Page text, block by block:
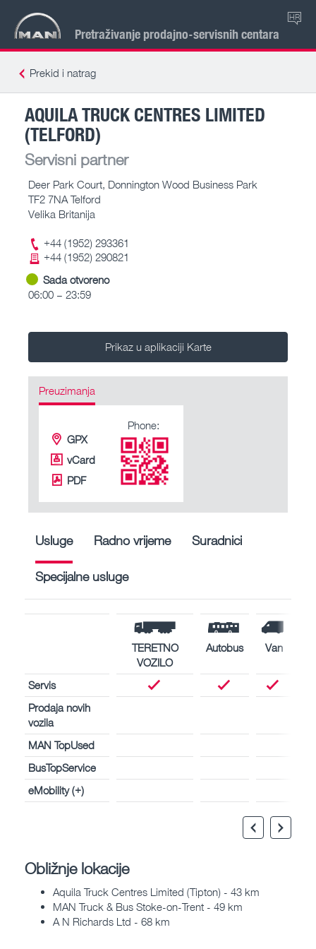
Pretraživanje prodajno-servisnih centara
HR
Prekid i natrag
AQUILA TRUCK CENTRES LIMITED
(TELFORD)
Servisni partner
Deer Park Court, Donnington Wood Business Park
TF2 7NA Telford
Velika Britanija
+44 (1952) 293361
+44 (1952) 290821
Sada otvoreno
06:00 – 23:59
Prikaz u aplikaciji Karte
Preuzimanja
GPX
vCard
PDF
Phone:
Usluge Radno vrijeme Suradnici
Specijalne usluge
TERETNO
VOZILO
Autobus Van
Servis
Prodaja novih
vozila
MAN TopUsed
BusTopService
eMobility (+)
Obližnje lokacije
Aquila Truck Centres Limited (Tipton) - 43 km
MAN Truck & Bus Stoke-on-Trent - 49 km
A N Richards Ltd - 68 km